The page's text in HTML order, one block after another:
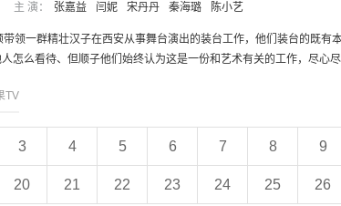
主 演： 张嘉益 闫妮 宋丹丹 秦海璐 陈小艺
领一群精壮汉子在西安从事舞台演出的装台工作，他们装台的既
怎么看待、但顺子他们始终认为这是一份和艺术有关的工作，尽心
TV
3 4 5 6 7 8 9
20 21 22 23 24 25 26